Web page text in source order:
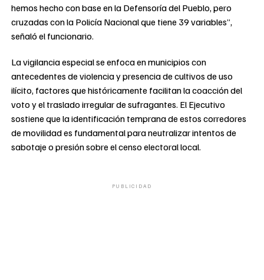
hemos hecho con base en la Defensoría del Pueblo, pero
cruzadas con la Policía Nacional que tiene 39 variables”,
señaló el funcionario.
La vigilancia especial se enfoca en municipios con
antecedentes de violencia y presencia de cultivos de uso
ilícito, factores que históricamente facilitan la coacción del
voto y el traslado irregular de sufragantes. El Ejecutivo
sostiene que la identificación temprana de estos corredores
de movilidad es fundamental para neutralizar intentos de
sabotaje o presión sobre el censo electoral local.
PUBLICIDAD